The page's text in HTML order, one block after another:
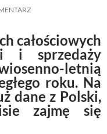
całościowych
i sprzedaży
letnią
roku. Na
dane z Polski,
zajmę się